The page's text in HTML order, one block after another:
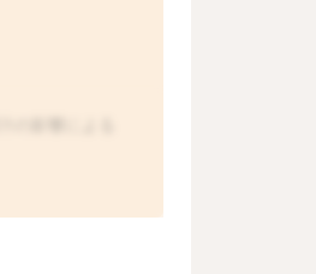
！よろしくお